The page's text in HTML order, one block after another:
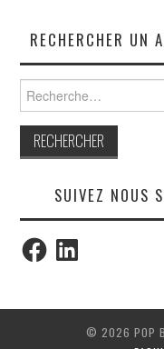
RECHERCHER UN
SUIVEZ NOUS
FacebookLinkedIn
© 2026 POP